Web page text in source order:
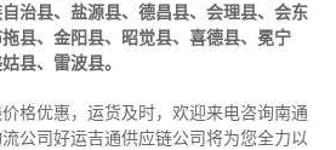
治县、盐源县、德昌县、会理县、会东
县、金阳县、昭觉县、喜德县、冕宁
县、雷波县。
格优惠，运货及时，欢迎来电咨询南通
流公司好运吉通供应链公司将为您全力以